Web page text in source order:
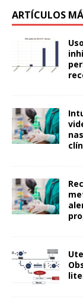
ARTÍCULOS